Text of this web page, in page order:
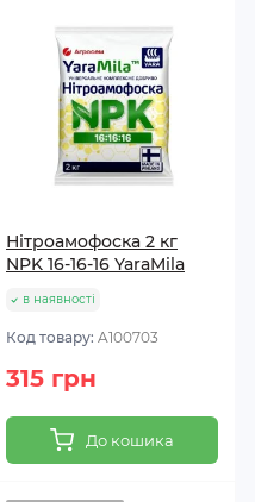
Нітроамофоска 2 кг
NPK 16-16-16 YaraMila
в наявності
Код товару: A100703
315 грн
До кошика